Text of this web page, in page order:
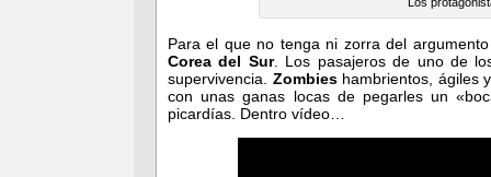
Para el que no tenga ni zorra del
Corea del Sur. Los pasajeros de uno de
supervivencia. Zombieshambrientos, ágiles
con unas ganas locas de pegarles un
picardías. Dentro vídeo…